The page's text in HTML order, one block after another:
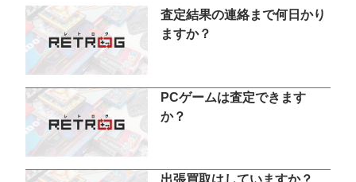
査定結果の連絡まで何日かり
ますか？
PCゲームは査定できます
か？
出張買取はしていますか？